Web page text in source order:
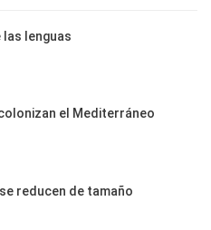
las lenguas
el Mediterráneo
reducen de tamaño